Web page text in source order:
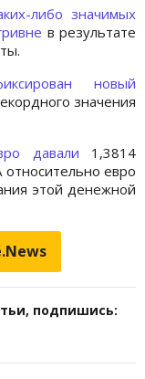
либо значимых
в результате
новый
значения
давали 1,3814
евро
этой денежной
подпишись: